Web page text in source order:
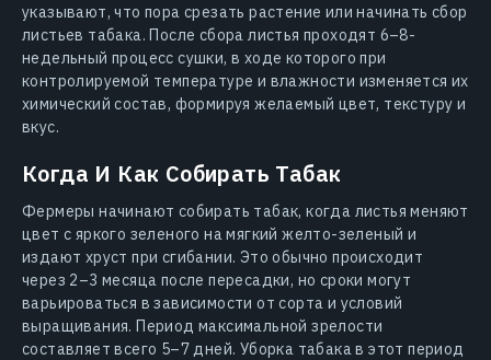
указывают, что пора срезать растение или начинать сбор
листьев табака. После сбора листья проходят 6–8-
недельный процесс сушки, в ходе которого при
контролируемой температуре и влажности изменяется их
химический состав, формируя желаемый цвет, текстуру и
вкус.
Когда И Как Собирать Табак
Фермеры начинают собирать табак, когда листья меняют
цвет с яркого зеленого на мягкий желто-зеленый и
издают хруст при сгибании. Это обычно происходит
через 2–3 месяца после пересадки, но сроки могут
варьироваться в зависимости от сорта и условий
выращивания. Период максимальной зрелости
составляет всего 5–7 дней. Уборка табака в этот период